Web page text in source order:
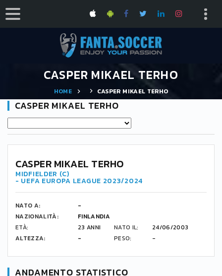
CASPER MIKAEL TERHO
HOME CASPER MIKAEL TERHO
CASPER MIKAEL TERHO
17
CASPER MIKAEL TERHO
MIDFIELDER (C)
- UEFA EUROPA LEAGUE 2023/2024
NATO A:
-
NAZIONALITÀ:
FINLANDIA
ETÀ:
23 ANNI NATO IL:
24/06/2003
ALTEZZA:
- PESO: -
ANDAMENTO STATISTICO